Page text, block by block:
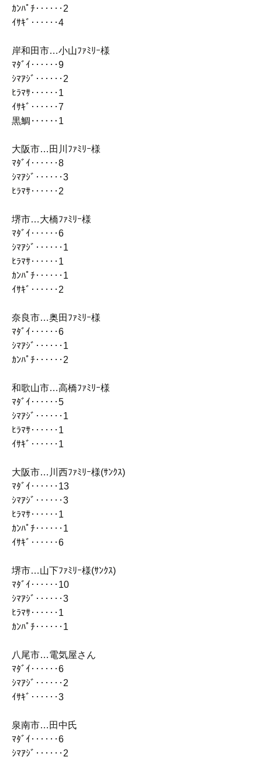
ｶﾝﾊﾟﾁ‥‥‥2
ｲｻｷﾞ‥‥‥4
岸和田市…小山ﾌｧﾐﾘｰ様
ﾏﾀﾞｲ‥‥‥9
ｼﾏｱｼﾞ‥‥‥2
ﾋﾗﾏｻ‥‥‥1
ｲｻｷﾞ‥‥‥7
黒鯛‥‥‥1
大阪市…田川ﾌｧﾐﾘｰ様
ﾏﾀﾞｲ‥‥‥8
ｼﾏｱｼﾞ‥‥‥3
ﾋﾗﾏｻ‥‥‥2
堺市…大橋ﾌｧﾐﾘｰ様
ﾏﾀﾞｲ‥‥‥6
ｼﾏｱｼﾞ‥‥‥1
ﾋﾗﾏｻ‥‥‥1
ｶﾝﾊﾟﾁ‥‥‥1
ｲｻｷﾞ‥‥‥2
奈良市…奥田ﾌｧﾐﾘｰ様
ﾏﾀﾞｲ‥‥‥6
ｼﾏｱｼﾞ‥‥‥1
ｶﾝﾊﾟﾁ‥‥‥2
和歌山市…高橋ﾌｧﾐﾘｰ様
ﾏﾀﾞｲ‥‥‥5
ｼﾏｱｼﾞ‥‥‥1
ﾋﾗﾏｻ‥‥‥1
ｲｻｷﾞ‥‥‥1
大阪市…川西ﾌｧﾐﾘｰ様(ｻﾝｸｽ)
ﾏﾀﾞｲ‥‥‥13
ｼﾏｱｼﾞ‥‥‥3
ﾋﾗﾏｻ‥‥‥1
ｶﾝﾊﾟﾁ‥‥‥1
ｲｻｷﾞ‥‥‥6
堺市…山下ﾌｧﾐﾘｰ様(ｻﾝｸｽ)
ﾏﾀﾞｲ‥‥‥10
ｼﾏｱｼﾞ‥‥‥3
ﾋﾗﾏｻ‥‥‥1
ｶﾝﾊﾟﾁ‥‥‥1
八尾市…電気屋さん
ﾏﾀﾞｲ‥‥‥6
ｼﾏｱｼﾞ‥‥‥2
ｲｻｷﾞ‥‥‥3
泉南市…田中氏
ﾏﾀﾞｲ‥‥‥6
ｼﾏｱｼﾞ‥‥‥2